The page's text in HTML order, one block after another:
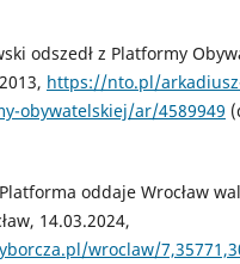
odszedł z Platformy
https://nto.pl/
obywatelskiej/ar/4589949
oddaje Wrocław
14.03.2024,
wroclaw/